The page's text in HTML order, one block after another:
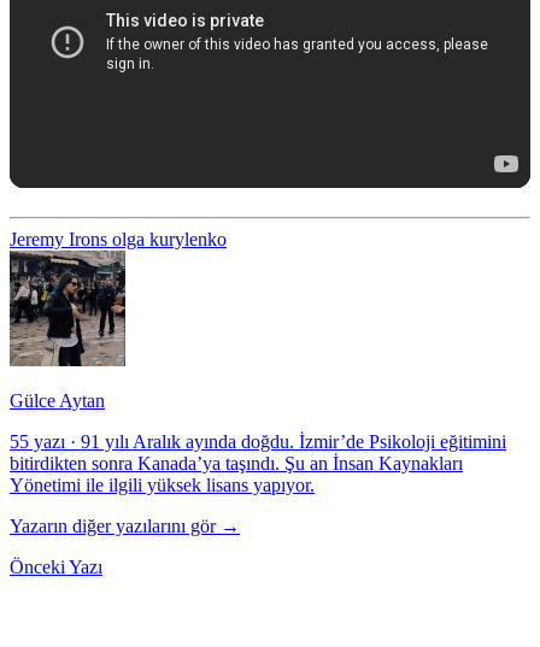
Jeremy Irons olga kurylenko
Gülce Aytan
55 yazı · 91 yılı Aralık ayında doğdu. İzmir’de Psikoloji eğitimini
bitirdikten sonra Kanada’ya taşındı. Şu an İnsan Kaynakları
Yönetimi ile ilgili yüksek lisans yapıyor.
Yazarın diğer yazılarını gör →
Önceki Yazı